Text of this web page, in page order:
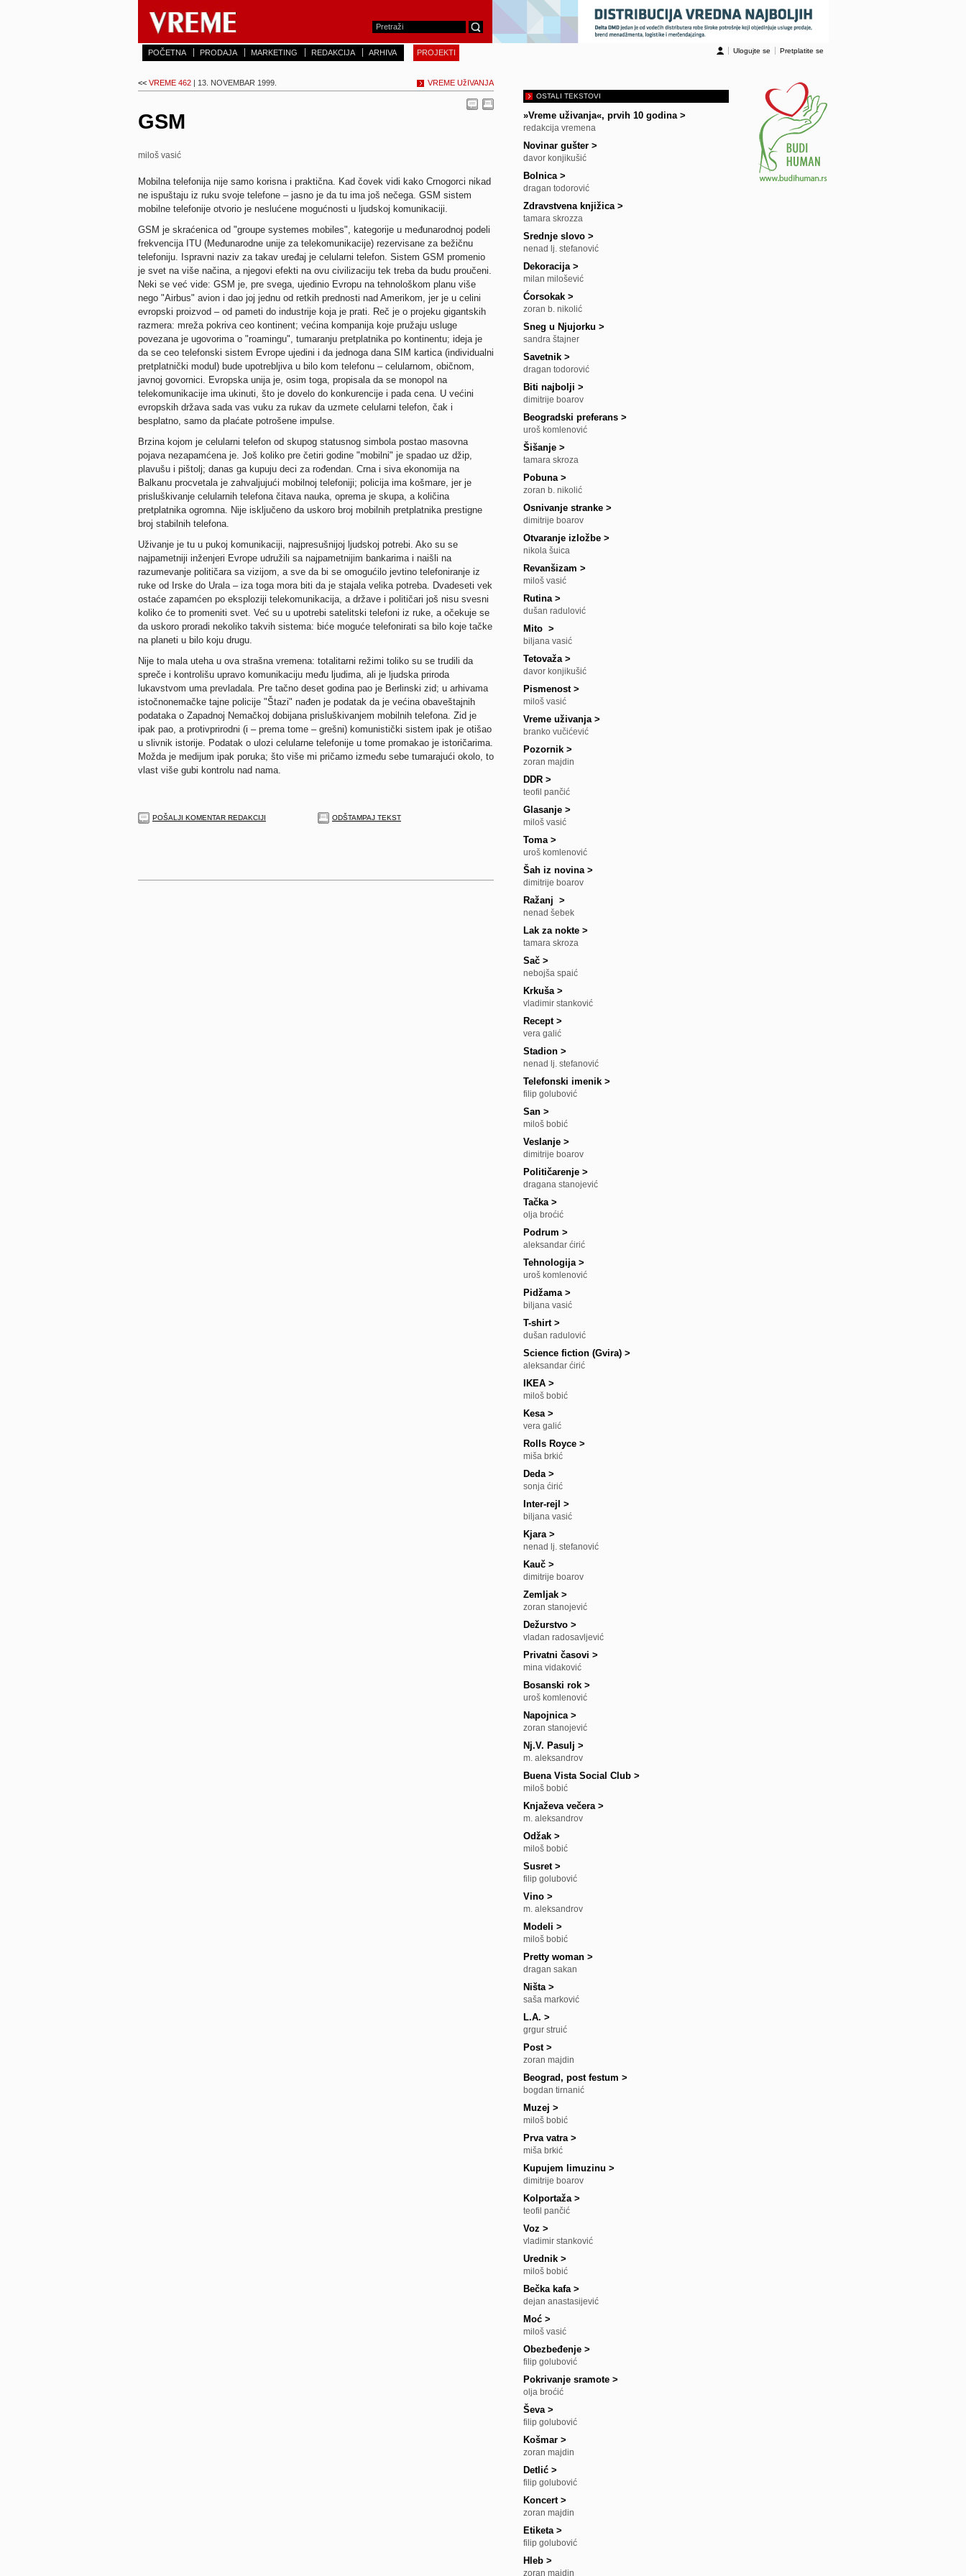
POČETNA PRODAJA MARKETING REDAKCIJA ARHIVA PROJEKTI Ulogujte se Pretplatite se
<< VREME 462 | 13. NOVEMBAR 1999. VREME UžIVANJA
GSM
miloš vasić
Mobilna telefonija nije samo korisna i praktična. Kad čovek vidi kako Crnogorci nikad
ne ispuštaju iz ruku svoje telefone – jasno je da tu ima još nečega. GSM sistem
mobilne telefonije otvorio je neslućene mogućnosti u ljudskoj komunikaciji.
GSM je skraćenica od "groupe systemes mobiles", kategorije u međunarodnoj podeli
frekvencija ITU (Međunarodne unije za telekomunikacije) rezervisane za bežičnu
telefoniju. Ispravni naziv za takav uređaj je celularni telefon. Sistem GSM promenio
je svet na više načina, a njegovi efekti na ovu civilizaciju tek treba da budu proučeni.
Neki se već vide: GSM je, pre svega, ujedinio Evropu na tehnološkom planu više
nego "Airbus" avion i dao joj jednu od retkih prednosti nad Amerikom, jer je u celini
evropski proizvod – od pameti do industrije koja je prati. Reč je o projeku gigantskih
razmera: mreža pokriva ceo kontinent; većina kompanija koje pružaju usluge
povezana je ugovorima o "roamingu", tumaranju pretplatnika po kontinentu; ideja je
da se ceo telefonski sistem Evrope ujedini i da jednoga dana SIM kartica (individualni
pretplatnički modul) bude upotrebljiva u bilo kom telefonu – celularnom, običnom,
javnoj govornici. Evropska unija je, osim toga, propisala da se monopol na
telekomunikacije ima ukinuti, što je dovelo do konkurencije i pada cena. U većini
evropskih država sada vas vuku za rukav da uzmete celularni telefon, čak i
besplatno, samo da plaćate potrošene impulse.
Brzina kojom je celularni telefon od skupog statusnog simbola postao masovna
pojava nezapamćena je. Još koliko pre četiri godine "mobilni" je spadao uz džip,
plavušu i pištolj; danas ga kupuju deci za rođendan. Crna i siva ekonomija na
Balkanu procvetala je zahvaljujući mobilnoj telefoniji; policija ima košmare, jer je
prisluškivanje celularnih telefona čitava nauka, oprema je skupa, a količina
pretplatnika ogromna. Nije isključeno da uskoro broj mobilnih pretplatnika prestigne
broj stabilnih telefona.
Uživanje je tu u pukoj komunikaciji, najpresušnijoj ljudskoj potrebi. Ako su se
najpametniji inženjeri Evrope udružili sa najpametnijim bankarima i naišli na
razumevanje političara sa vizijom, a sve da bi se omogućilo jevtino telefoniranje iz
ruke od Irske do Urala – iza toga mora biti da je stajala velika potreba. Dvadeseti vek
ostaće zapamćen po eksploziji telekomunikacija, a države i političari još nisu svesni
koliko će to promeniti svet. Već su u upotrebi satelitski telefoni iz ruke, a očekuje se
da uskoro proradi nekoliko takvih sistema: biće moguće telefonirati sa bilo koje tačke
na planeti u bilo koju drugu.
Nije to mala uteha u ova strašna vremena: totalitarni režimi toliko su se trudili da
spreče i kontrolišu upravo komunikaciju među ljudima, ali je ljudska priroda
lukavstvom uma prevladala. Pre tačno deset godina pao je Berlinski zid; u arhivama
istočnonemačke tajne policije "Štazi" nađen je podatak da je većina obaveštajnih
podataka o Zapadnoj Nemačkoj dobijana prisluškivanjem mobilnih telefona. Zid je
ipak pao, a protivprirodni (i – prema tome – grešni) komunistički sistem ipak je otišao
u slivnik istorije. Podatak o ulozi celularne telefonije u tome promakao je istoričarima.
Možda je medijum ipak poruka; što više mi pričamo između sebe tumarajući okolo, to
vlast više gubi kontrolu nad nama.
POŠALJI KOMENTAR REDAKCIJI ODŠTAMPAJ TEKST
OSTALI TEKSTOVI
»Vreme uživanja«, prvih 10 godina>
redakcija vremena
Novinar gušter >
davor konjikušić
Bolnica>
dragan todorović
Zdravstvena knjižica>
tamara skrozza
Srednje slovo >
nenad lj. stefanović
Dekoracija>
milan milošević
Ćorsokak >
zoran b. nikolić
Sneg u Njujorku >
sandra štajner
Savetnik >
dragan todorović
Biti najbolji >
dimitrije boarov
Beogradski preferans >
uroš komlenović
Šišanje >
tamara skroza
Pobuna>
zoran b. nikolić
Osnivanje stranke >
dimitrije boarov
Otvaranje izložbe >
nikola šuica
Revanšizam >
miloš vasić
Rutina>
dušan radulović
Mito >
biljana vasić
Tetovaža>
davor konjikušić
Pismenost>
miloš vasić
Vreme uživanja>
branko vučićević
Pozornik >
zoran majdin
DDR >
teofil pančić
Glasanje >
miloš vasić
Toma>
uroš komlenović
Šah iz novina>
dimitrije boarov
Ražanj >
nenad šebek
Lak za nokte >
tamara skroza
Sač >
nebojša spaić
Krkuša>
vladimir stanković
Recept>
vera galić
Stadion >
nenad lj. stefanović
Telefonski imenik >
filip golubović
San >
miloš bobić
Veslanje >
dimitrije boarov
Političarenje >
dragana stanojević
Tačka>
olja broćić
Podrum >
aleksandar ćirić
Tehnologija>
uroš komlenović
Pidžama>
biljana vasić
T-shirt>
dušan radulović
Science fiction (Gvira) >
aleksandar ćirić
IKEA >
miloš bobić
Kesa>
vera galić
Rolls Royce >
miša brkić
Deda>
sonja ćirić
Inter-rejl >
biljana vasić
Kjara>
nenad lj. stefanović
Kauč >
dimitrije boarov
Zemljak >
zoran stanojević
Dežurstvo >
vladan radosavljević
Privatni časovi >
mina vidaković
Bosanski rok >
uroš komlenović
Napojnica>
zoran stanojević
Nj.V. Pasulj >
m. aleksandrov
Buena Vista Social Club >
miloš bobić
Knjaževa večera>
m. aleksandrov
Odžak >
miloš bobić
Susret>
filip golubović
Vino >
m. aleksandrov
Modeli >
miloš bobić
Pretty woman >
dragan sakan
Ništa>
saša marković
L.A. >
grgur struić
Post>
zoran majdin
Beograd, post festum >
bogdan tirnanić
Muzej >
miloš bobić
Prva vatra>
miša brkić
Kupujem limuzinu >
dimitrije boarov
Kolportaža>
teofil pančić
Voz >
vladimir stanković
Urednik >
miloš bobić
Bečka kafa>
dejan anastasijević
Moć >
miloš vasić
Obezbeđenje >
filip golubović
Pokrivanje sramote >
olja broćić
Ševa>
filip golubović
Košmar >
zoran majdin
Detlić >
filip golubović
Koncert>
zoran majdin
Etiketa>
filip golubović
Hleb >
zoran majdin